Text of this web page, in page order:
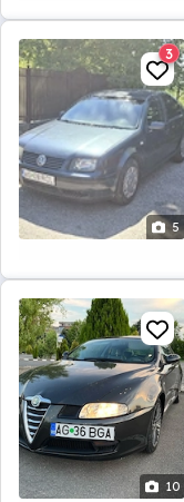
5
3
10